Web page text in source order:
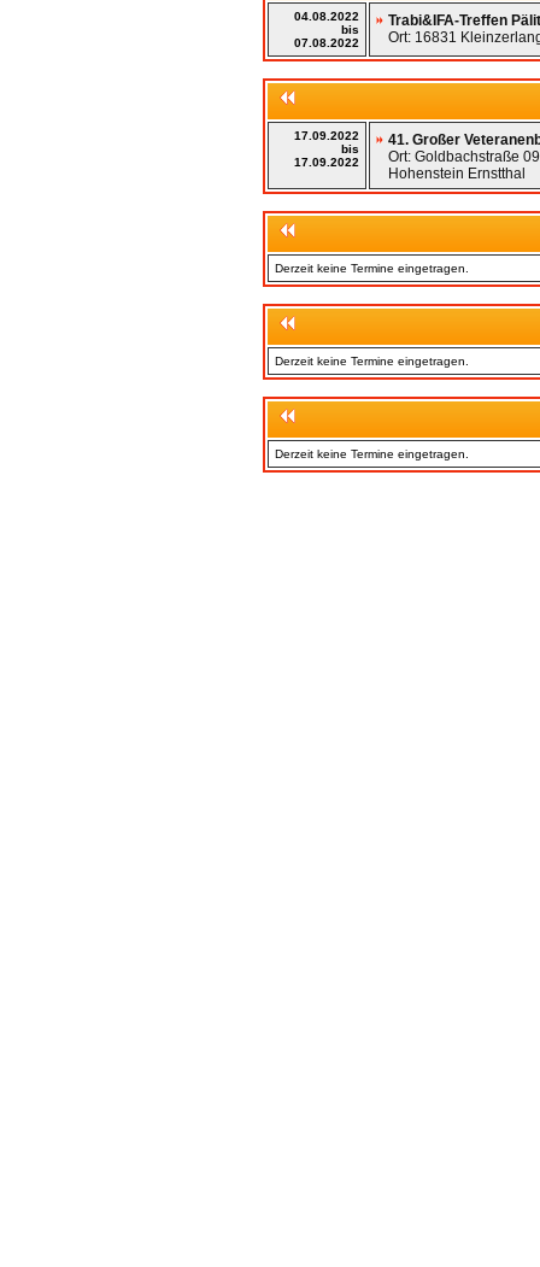
04.08.2022
bis
07.08.2022
Trabi&IFA-Treffen
Ort: 16831
17.09.2022
bis
17.09.2022
41. Großer
Ort: Goldbachstraße
Hohenstein Ernstthal
Derzeit keine Termine eingetragen.
Derzeit keine Termine eingetragen.
Derzeit keine Termine eingetragen.